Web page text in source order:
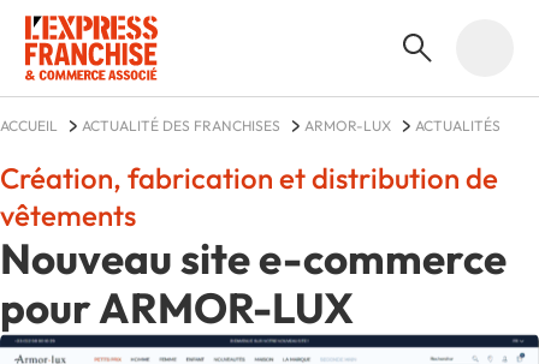
ACCUEIL ACTUALITÉ DES FRANCHISES ARMOR-LUX ACTUALITÉS
Nouveau site e-commerce
pour ARMOR-LUX
Création, fabrication et distribution de
vêtements